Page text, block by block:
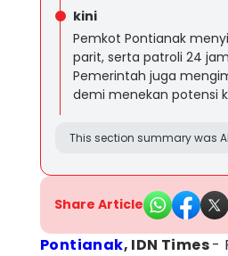
kini
Pemkot Pontianak
parit, serta patroli 24
Pemerintah juga
demi menekan potensi
This section summary was
Share Article
Pontianak, IDN Times-